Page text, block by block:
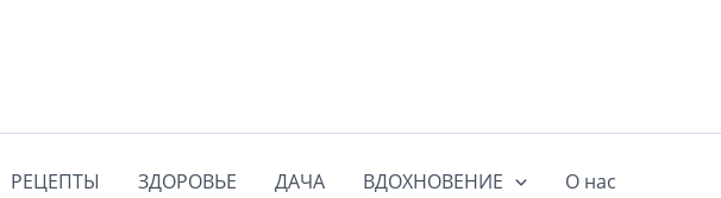
РЕЦЕПТЫ ЗДОРОВЬЕ ДАЧА ВДОХНОВЕНИЕ О нас